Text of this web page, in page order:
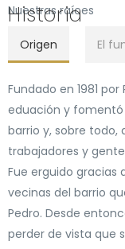
Nuestras raíces
Historia
Origen El
Fundado en 1981
eduación y
barrio y, sobre todo,
trabajadores y
Fue erguido gracias
vecinas del barrio
Pedro. Desde
perder de vista que